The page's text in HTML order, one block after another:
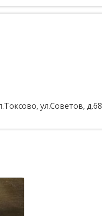
ул.Советов, д.68